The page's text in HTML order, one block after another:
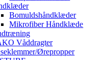
Bomuldshåndklæder
Mikrofiber Håndklæde
Våddragter
Ørepropper